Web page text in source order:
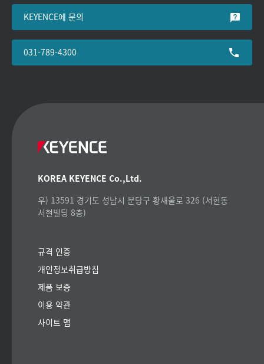
KEYENCE에 문의
031-789-4300
KOREA KEYENCE Co.,Ltd.
우) 13591 경기도 성남시 분당구 황새울로 326 (서현동
서현빌딩 8층)
규격 인증
개인정보취급방침
제품 보증
이용 약관
사이트 맵